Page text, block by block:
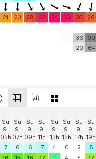
21 23 28 32 34 33 30 26
36
20
90
64
Su
9.
05h
Su
9.
07h
Su
9.
09h
Su
9.
11h
Su
9.
13h
Su
9.
15h
Su
9.
17h
Su
9.
19h
7 6 6 7 4 0 2 8